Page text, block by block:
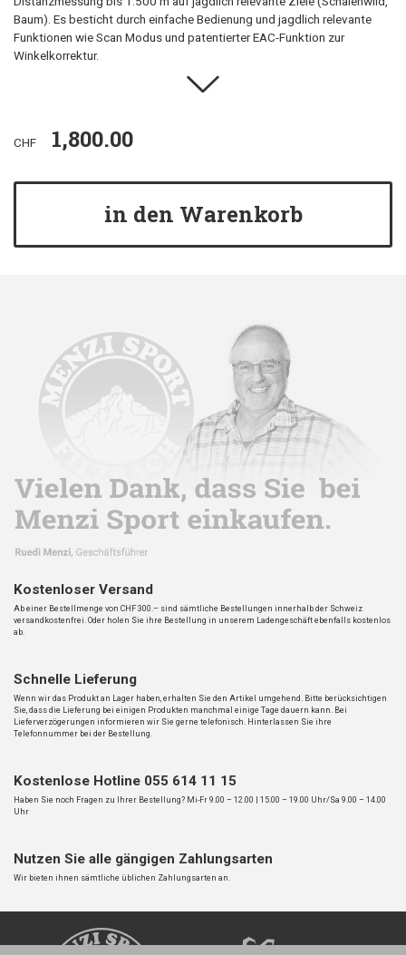
Baum). Es besticht durch einfache Bedienung und jagdlich relevante
Funktionen wie Scan Modus und patentierter EAC-Funktion zur
Winkelkorrektur.
CHF 1,800.00
in den Warenkorb
Kostenloser Versand
Ab einer Bestellmenge von CHF 300.– sind sämtliche Bestellungen innerhalb der Schweiz
versandkostenfrei. Oder holen Sie ihre Bestellung in unserem Ladengeschäft ebenfalls kostenlos
ab.
Schnelle Lieferung
Wenn wir das Produkt an Lager haben, erhalten Sie den Artikel umgehend. Bitte berücksichtigen
Sie, dass die Lieferung bei einigen Produkten manchmal einige Tage dauern kann. Bei
Lieferverzögerungen informieren wir Sie gerne telefonisch. Hinterlassen Sie ihre
Telefonnummer bei der Bestellung.
Kostenlose Hotline 055 614 11 15
Haben Sie noch Fragen zu Ihrer Bestellung? Mi-Fr 9.00 – 12.00 | 15.00 – 19.00 Uhr/Sa 9.00 – 14.00
Uhr
Nutzen Sie alle gängigen Zahlungsarten
Wir bieten ihnen sämtliche üblichen Zahlungsarten an.